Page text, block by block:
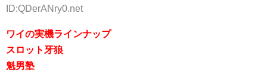
ID:QDerANry0.net
ワイの実機ラインナップ
スロット牙狼
魁男塾